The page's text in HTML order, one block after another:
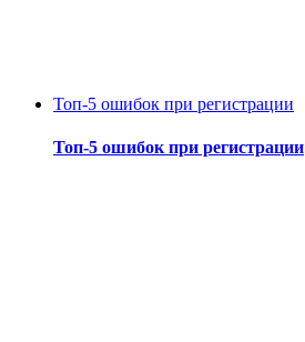
Топ-5 ошибок при регистрации
Топ-5 ошибок при регистрации